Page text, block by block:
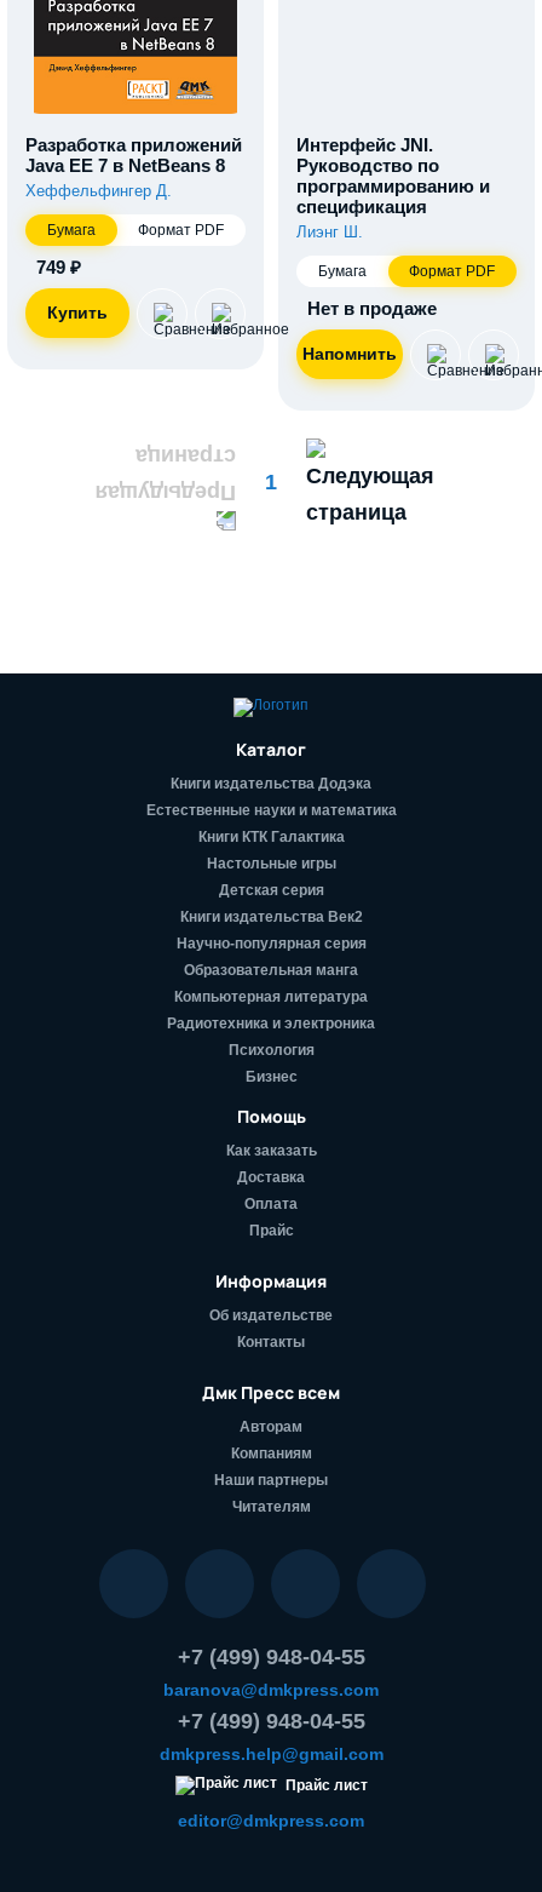
Разработка приложений
Java EE 7 в NetBeans 8
Хеффельфингер Д.
Бумага Формат PDF
749 ₽
Интерфейс JNI.
Руководство по
программированию и
спецификация
Лиэнг Ш.
Бумага Формат PDF
Нет в продаже
1
Каталог
Книги издательства Додэка
Естественные науки и математика
Книги КТК Галактика
Настольные игры
Детская серия
Книги издательства Век2
Научно-популярная серия
Образовательная манга
Компьютерная литература
Радиотехника и электроника
Психология
Бизнес
Помощь
Как заказать
Доставка
Оплата
Прайс
Информация
Об издательстве
Контакты
Дмк Пресс всем
Авторам
Компаниям
Наши партнеры
Читателям
+7 (499) 948-04-55
baranova@dmkpress.com
+7 (499) 948-04-55
dmkpress.help@gmail.com
Прайс лист
editor@dmkpress.com